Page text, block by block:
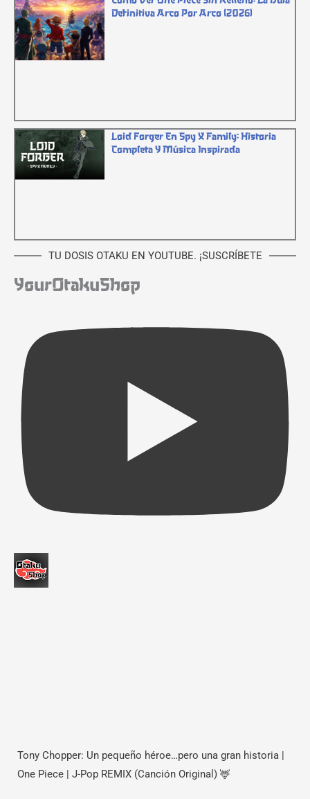
Definitiva Arco Por Arco (2026)
Loid Forger En Spy X Family: Historia
Completa Y Música Inspirada
TU DOSIS OTAKU EN YOUTUBE. ¡SUSCRÍBETE
YourOtakuShop
Tony Chopper: Un pequeño héroe…pero una gran historia |
One Piece | J-Pop REMIX (Canción Original) 🦌